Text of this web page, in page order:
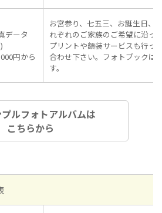
データ
円から
お宮参り、七五三、お誕生日、
れぞれのご家族のご希望に沿っ
プリントや額装サービスも行っ
合わせ下さい。フォトブックは
す。
ルフォトアルバムは
こちらから